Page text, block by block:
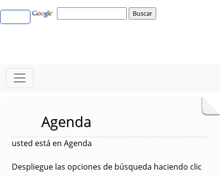
Agenda
usted está en Agenda
Despliegue las opciones de búsqueda haciendo clic